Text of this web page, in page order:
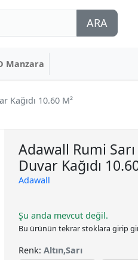
ARA
Manzara
Kağıdı 10.60 M²
Adawall Rumi
Duvar Kağıdı
Adawall
Şu anda mevcut değil.
Bu ürünün tekrar stoklara girip
Renk: Altın,Sarı